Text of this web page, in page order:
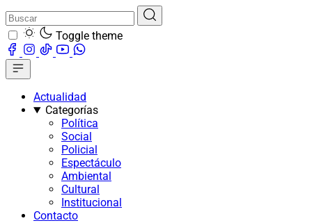
Toggle theme
Actualidad
Categorías
Política
Social
Policial
Espectáculo
Ambiental
Cultural
Institucional
Contacto